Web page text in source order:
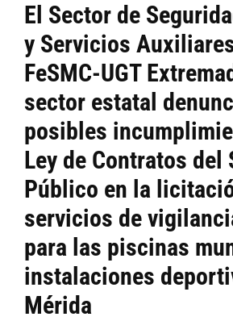
El Sector de
y Servicios
FeSMC-UGT
sector estatal
posibles
Ley de Contratos del
Público en la
servicios de
para las piscinas
instalaciones
Mérida